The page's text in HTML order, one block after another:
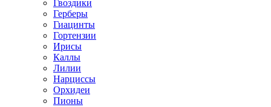
Гвоздики
Герберы
Гиацинты
Гортензии
Ирисы
Каллы
Лилии
Нарциссы
Орхидеи
Пионы